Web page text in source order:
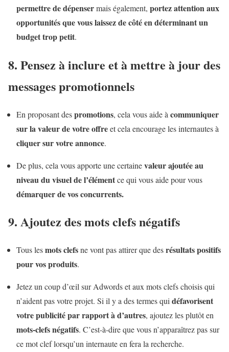
permettre de dépensermais également, portez attention aux
opportunités que vous laissez de côté en déterminant un
budget trop petit.
8. Pensez à inclure et à mettre à jour des
messages promotionnels
En proposant despromotions, cela vous aide à communiquer
sur la valeur de votre offreet cela encourage les internautes à
cliquer sur votre annonce.
De plus, cela vous apporte une certainevaleur ajoutée au
niveau du visuel de l’élémentce qui vous aide pour vous
démarquer de vos concurrents.
9. Ajoutez des mots clefs négatifs
Tous lesmots clefsne vont pas attirer que desrésultats positifs
pour vos produits.
Jetez un coup d’œil sur Adwords et aux mots clefs choisis qui
n’aident pas votre projet. Si il y a des termes quidéfavorisent
votre publicité par rapport à d’autres, ajoutez les plutôt en
mots-clefs négatifs. C’est-à-dire que vous n’apparaîtrez pas sur
ce mot clef lorsqu’un internaute en fera la recherche.